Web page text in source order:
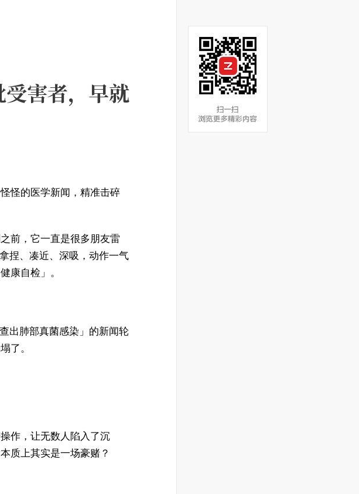
害者，早就
怪的医学新闻，精准击碎
前，它一直是很多朋友雷
捏、凑近、深吸，动作一气
康自检」。
出肺部真菌感染」的新闻轮
了。
作，让无数人陷入了沉
质上其实是一场豪赌？